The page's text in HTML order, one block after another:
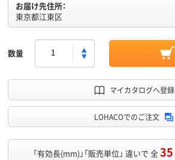
お届け先住所：
東京都江東区
数量
マイカタログへ登録
LOHACOでのご注文
「有効長(mm)」「販売単位」 違いで 全35